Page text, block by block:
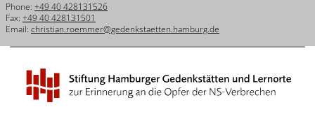
Dansk
Español
Italiano
Phone: +49 40 428131526
Fax: +49 40 428131501
Email: christian.roemmer@gedenkstaetten.hamburg.de